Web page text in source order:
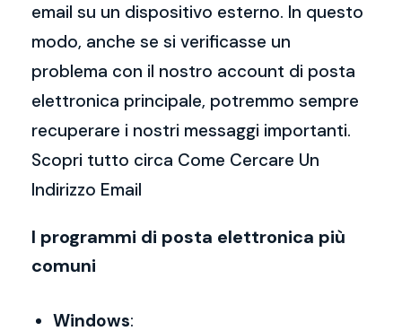
email su un dispositivo esterno. In questo
modo, anche se si verificasse un
problema con il nostro account di posta
elettronica principale, potremmo sempre
recuperare i nostri messaggi importanti.
Scopri tutto circa Come Cercare Un
Indirizzo Email
I programmi di posta elettronica più
comuni
Windows: